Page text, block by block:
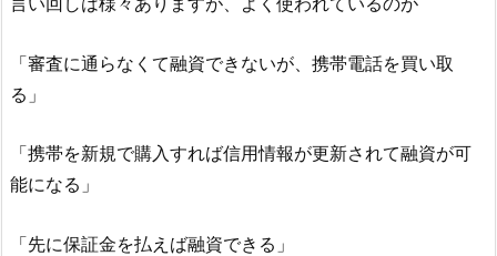
「審査に通らなくて融資できないが、携帯電話を買い取
る」
「携帯を新規で購入すれば信用情報が更新されて融資が可
能になる」
「先に保証金を払えば融資できる」